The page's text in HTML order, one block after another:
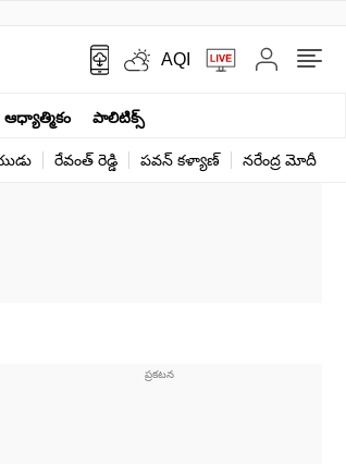
AQI
ఆధ్యాత్మికం పాలిటిక్స్‌
రేవంత్ రెడ్డి పవన్ కళ్యాణ్ నరేంద్ర మోదీ